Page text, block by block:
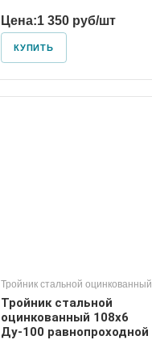
Цена:1 350 руб/шт
КУПИТЬ
Тройник стальной оцинкованный
Тройник стальной
оцинкованный 108х6
Ду-100 равнопроходной